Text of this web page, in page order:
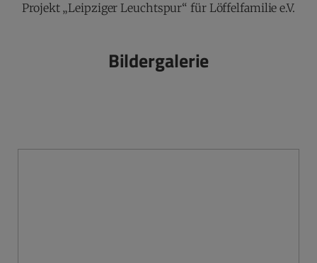
Projekt „Leipziger Leuchtspur“ für Löffelfamilie e.V.
Bildergalerie